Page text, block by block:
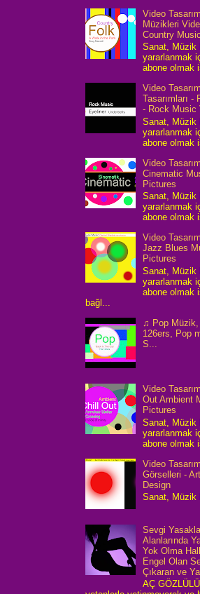
Video
Müzikleri
Country
Sanat, Müzik
yararlanmak
abone olmak
Video
Tasarımları
- Rock Music
Sanat, Müzik
yararlanmak
abone olmak
Video
Cinematic
Pictures
Sanat, Müzik
yararlanmak
abone olmak
Video
Jazz Blues
Pictures
Sanat, Müzik
yararlanmak
abone olmak
bağl...
♫ Pop
126ers, Pop
S...
Video
Out Ambient
Pictures
Sanat, Müzik
yararlanmak
abone olmak
Video
Görselleri -
Design
Sanat, Müzik
Sevgi
Alanlarında
Yok Olma
Engel Olan
Çıkaran ve
AÇ